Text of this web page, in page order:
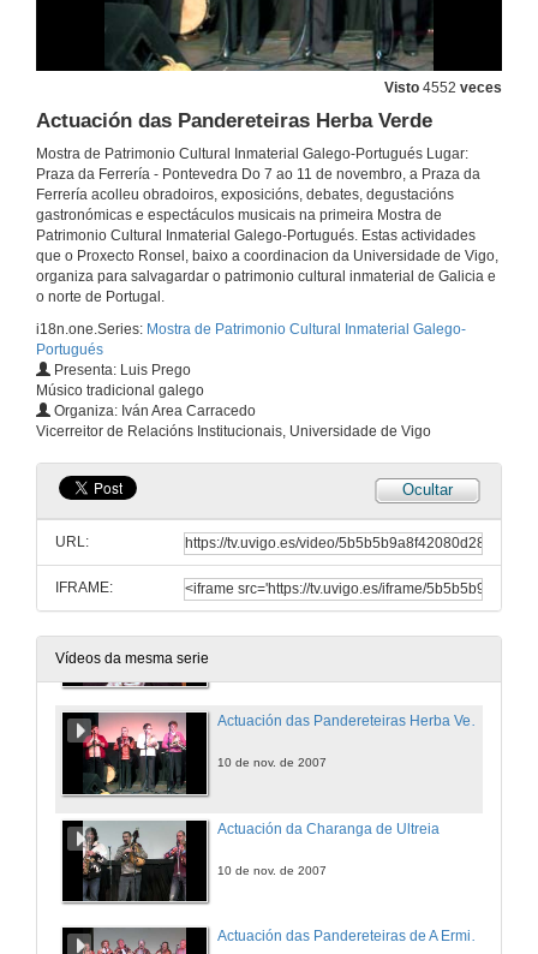
Visto 4552 veces
Actuación das Pandereteiras Herba Verde
Mostra de Patrimonio Cultural Inmaterial Galego-Portugués Lugar:
Praza da Ferrería - Pontevedra Do 7 ao 11 de novembro, a Praza da
Ferrería acolleu obradoiros, exposicións, debates, degustacións
gastronómicas e espectáculos musicais na primeira Mostra de
Patrimonio Cultural Inmaterial Galego-Portugués. Estas actividades
que o Proxecto Ronsel, baixo a coordinacion da Universidade de Vigo,
organiza para salvagardar o patrimonio cultural inmaterial de Galicia e
o norte de Portugal.
i18n.one.Series: Mostra de Patrimonio Cultural Inmaterial Galego-
Portugués
Presenta: Luis Prego
Músico tradicional galego
Organiza: Iván Area Carracedo
Vicerreitor de Relacións Institucionais, Universidade de Vigo
Ocultar
URL:
IFRAME:
Vídeos da mesma serie
10 de nov. de 2007
Actuación dos Caretos de Podence
10 de nov. de 2007
Actuación dos Pauliteiros de Sendim
10 de nov. de 2007
10 de nov. de 2007
10 de nov. de 2007
Actuación das Pandereteiras de Toutón
10 de nov. de 2007
Actuación de Paco o Gaiteiro
Actuación das Pandereteiras Herba Verde
10 de nov. de 2007
Actuación da Charanga de Ultreia
10 de nov. de 2007
Actuación das Pandereteiras de A Ermida